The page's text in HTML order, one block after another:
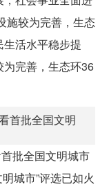
施较为完善，生态
活水平稳步提
完善，生态环36
首批全国文明
批全国文明城市
城市”评选已如火